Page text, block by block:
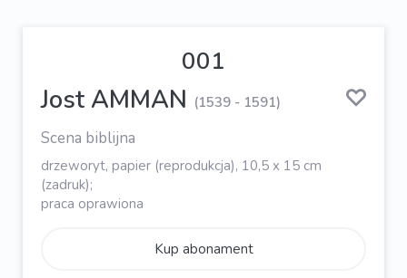
001
Jost AMMAN (1539 - 1591)
Scena biblijna
drzeworyt, papier (reprodukcja), 10,5 x 15 cm
(zadruk);
praca oprawiona
Kup abonament